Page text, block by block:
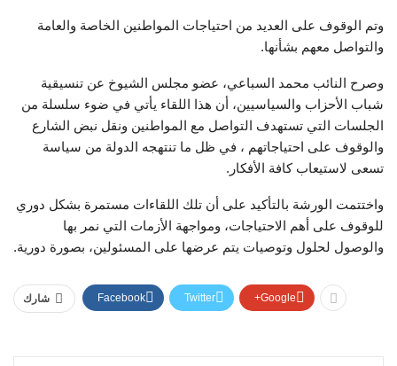
وتم الوقوف على العديد من احتياجات المواطنين الخاصة والعامة
والتواصل معهم بشأنها.
وصرح النائب محمد السباعي، عضو مجلس الشيوخ عن تنسيقية
شباب الأحزاب والسياسيين، أن هذا اللقاء يأتي في ضوء سلسلة من
الجلسات التي تستهدف التواصل مع المواطنين ونقل نبض الشارع
والوقوف على احتياجاتهم ، في ظل ما تنتهجه الدولة من سياسة
تسعى لاستيعاب كافة الأفكار.
واختتمت الورشة بالتأكيد على أن تلك اللقاءات مستمرة بشكل دوري
للوقوف على أهم الاحتياجات، ومواجهة الأزمات التي نمر بها
والوصول لحلول وتوصيات يتم عرضها على المسئولين، بصورة دورية.
شارك Facebook Twitter Google+